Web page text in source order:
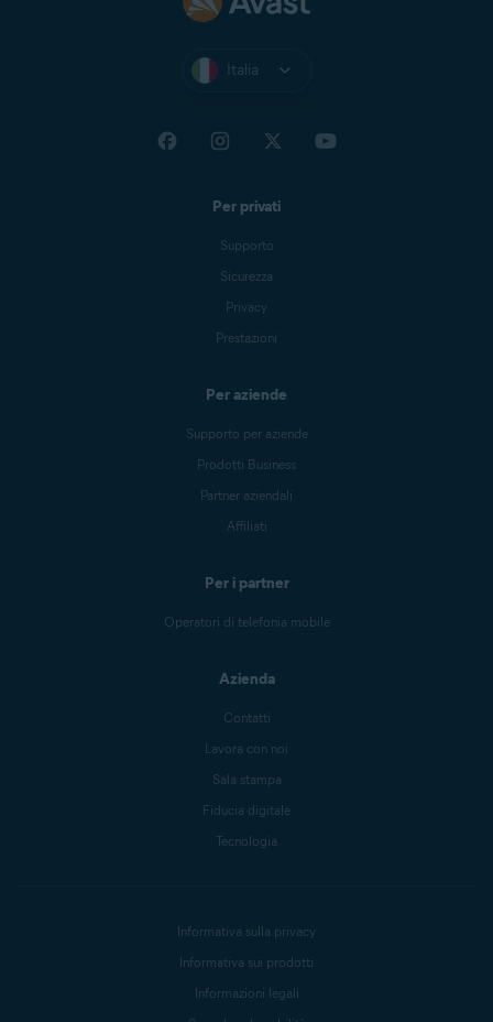
Italia
Per privati
Supporto
Sicurezza
Privacy
Prestazioni
Per aziende
Supporto per aziende
Prodotti Business
Partner aziendali
Affiliati
Per i partner
Operatori di telefonia mobile
Azienda
Contatti
Lavora con noi
Sala stampa
Fiducia digitale
Tecnologia
Informativa sulla privacy
Informativa sui prodotti
Informazioni legali